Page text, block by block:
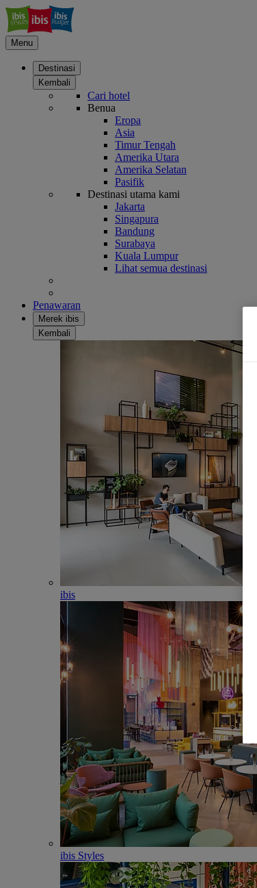
Menu
Destinasi
Kembali
Cari hotel
Benua
Eropa
Asia
Timur Tengah
Amerika Utara
Amerika Selatan
Pasifik
Destinasi utama kami
Jakarta
Singapura
Bandung
Surabaya
Kuala Lumpur
Lihat semua destinasi
Penawaran
Merek ibis
Kembali
ibis
ibis Styles